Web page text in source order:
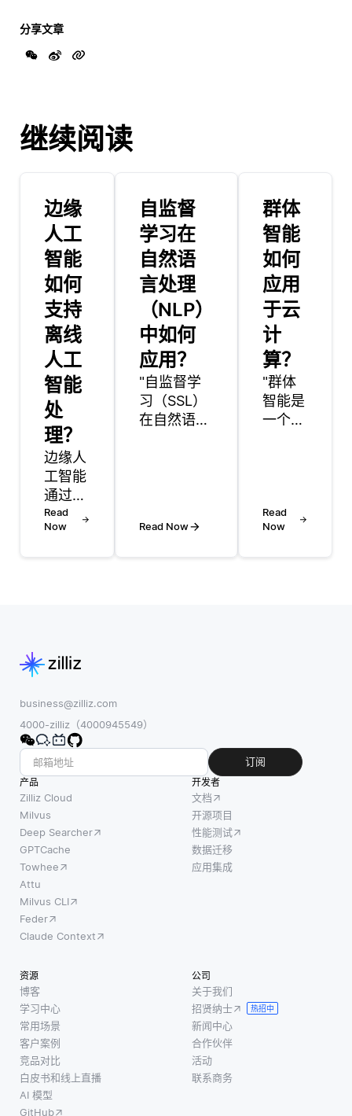
分享文章
继续阅读
边缘
人工
智能
如何
支持
离线
人工
智能
处
理？
边缘人
工智能
通过在
数据生
成地点
智能处
意味
着，配
备人工
智能能
力的设
备可以
独立于
云计算
资源运
行，从
们能够
在没有
况下工
作。例
如，安
全摄像
头可以
实时分
Read
Now
自监督
学习在
自然语
言处理
（NLP）
中如何
应用？
"自监督学
习（SSL）
在自然语言
据中生成自
习的任务，
输入数据的
部分进行掩
蔽，并让模
型预测缺失
Read Now
群体
智能
如何
应用
于云
计
算？
"群体
智能是
一个受
蜂和鸟
类）集
这些自
然行为
工作，
Read
Now
business@zilliz.com
4000-zilliz（4000945549）
订阅
产品
Zilliz Cloud
Milvus
Deep Searcher
GPTCache
Towhee
Attu
Milvus CLI
Feder
Claude Context
开发者
文档
开源项目
性能测试
数据迁移
应用集成
资源
博客
学习中心
常用场景
客户案例
竞品对比
白皮书和线上直播
AI 模型
GitHub
公司
关于我们
招贤纳士
热招中
新闻中心
合作伙伴
活动
联系商务